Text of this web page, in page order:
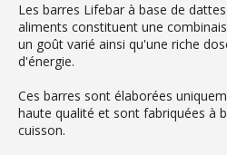
Les barres Lifebar à base de
aliments constituent une
un goût varié ainsi qu'une riche
d'énergie.
Ces barres sont élaborées
haute qualité et sont fabriquées à
cuisson.